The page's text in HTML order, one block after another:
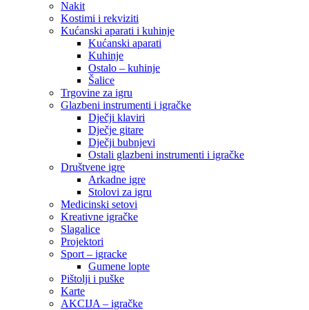
Nakit
Kostimi i rekviziti
Kućanski aparati i kuhinje
Kućanski aparati
Kuhinje
Ostalo – kuhinje
Šalice
Trgovine za igru
Glazbeni instrumenti i igračke
Dječji klaviri
Dječje gitare
Dječji bubnjevi
Ostali glazbeni instrumenti i igračke
Društvene igre
Arkadne igre
Stolovi za igru
Medicinski setovi
Kreativne igračke
Slagalice
Projektori
Sport – igracke
Gumene lopte
Pištolji i puške
Karte
AKCIJA – igračke